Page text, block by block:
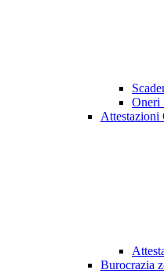
Oneri
Attestazioni
Burocrazia